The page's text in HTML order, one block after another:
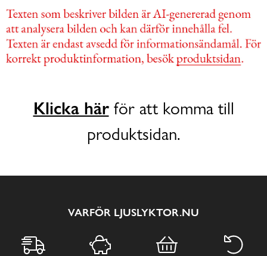
Klicka härför att komma till
produktsidan.
VARFÖR LJUSLYKTOR.NU